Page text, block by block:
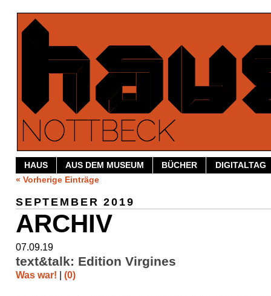
HAUS AUS DEM MUSEUM BÜCHER
DIGITALTAG
« Vorherige Einträge
SEPTEMBER 2019
ARCHIV
07.09.19
text&talk: Edition Virgines
Was war! | (0)